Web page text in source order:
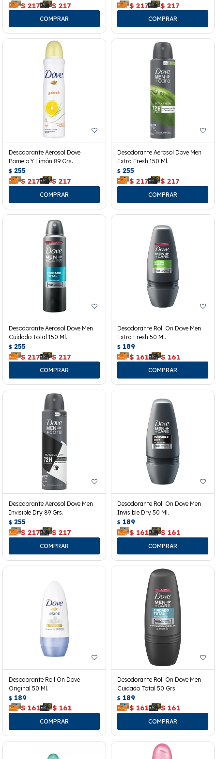
$ 217 $ 217 $ 217 $ 217
Desodorante Aerosol Dove
Pomelo Y Limón 89 Grs.
$ 255
$ 217 $ 217
Desodorante Aerosol Dove Men
Extra Fresh 150 Ml.
$ 255
$ 217 $ 217
Desodorante Aerosol Dove Men
Cuidado Total 150 Ml.
$ 255
$ 217 $ 217
Desodorante Roll On Dove Men
Extra Fresh 50 Ml.
$ 189
$ 161 $ 161
Desodorante Aerosol Dove Men
Invisible Dry 89 Grs.
$ 255
$ 217 $ 217
Desodorante Roll On Dove Men
Invisible Dry 50 Ml.
$ 189
$ 161 $ 161
Desodorante Roll On Dove
Original 50 Ml.
$ 189
$ 161 $ 161
Desodorante Roll On Dove Men
Cuidado Total 50 Grs.
$ 189
$ 161 $ 161